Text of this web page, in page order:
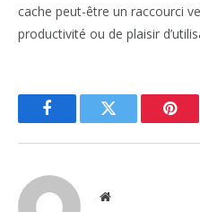
cache peut-être un raccourci
productivité ou de plaisir
FacebookTwitter
Website